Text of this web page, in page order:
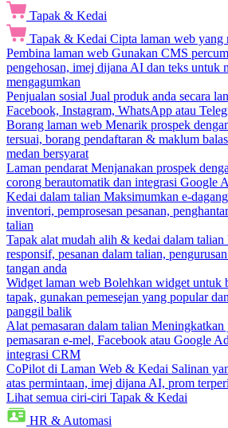
Tapak & Kedai
Tapak & Kedai Cipta laman web yang
Pembina laman web Gunakan CMS
pengehosan, imej dijana AI dan teks untuk
mengagumkan
Penjualan sosial Jual produk anda secara
Facebook, Instagram, WhatsApp atau
Borang laman web Menarik prospek
tersuai, borang pendaftaran & maklum
medan bersyarat
Laman pendarat Menjanakan prospek
corong berautomatik dan integrasi Google
Kedai dalam talian Maksimumkan e-
inventori, pemprosesan pesanan,
talian
Tapak alat mudah alih & kedai dalam talian
responsif, pesanan dalam talian,
tangan anda
Widget laman web Bolehkan widget untuk
tapak, gunakan pemesejan yang popular
panggil balik
Alat pemasaran dalam talian Meningkatkan
pemasaran e-mel, Facebook atau Google
integrasi CRM
CoPilot di Laman Web & Kedai Salinan
atas permintaan, imej dijana AI, prom
Lihat semua ciri-ciri Tapak & Kedai
HR & Automasi